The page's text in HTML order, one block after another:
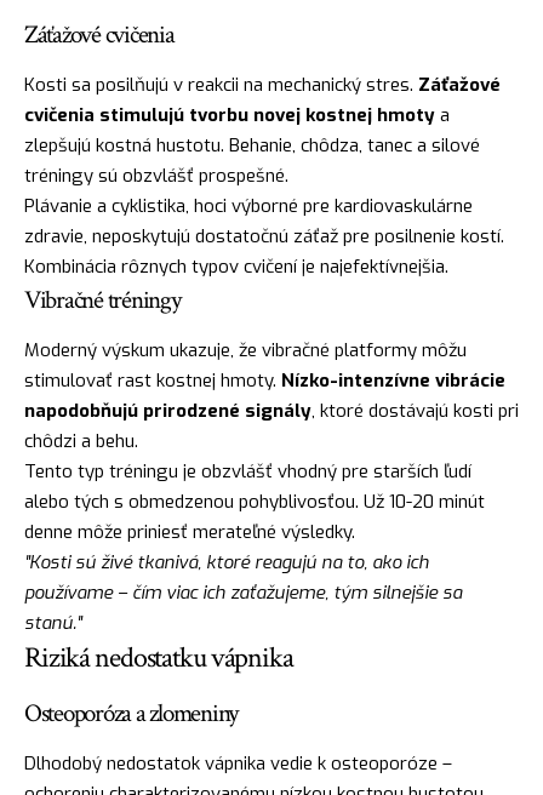
Záťažové cvičenia
Kosti sa posilňujú v reakcii na mechanický stres. Záťažové
cvičenia stimulujú tvorbu novej kostnej hmoty a
zlepšujú kostná hustotu. Behanie, chôdza, tanec a silové
tréningy sú obzvlášť prospešné.
Plávanie a cyklistika, hoci výborné pre kardiovaskulárne
zdravie, neposkytujú dostatočnú záťaž pre posilnenie kostí.
Kombinácia rôznych typov cvičení je najefektívnejšia.
Vibračné tréningy
Moderný výskum ukazuje, že vibračné platformy môžu
stimulovať rast kostnej hmoty. Nízko-intenzívne vibrácie
napodobňujú prirodzené signály, ktoré dostávajú kosti pri
chôdzi a behu.
Tento typ tréningu je obzvlášť vhodný pre starších ľudí
alebo tých s obmedzenou pohyblivosťou. Už 10-20 minút
denne môže priniesť merateľné výsledky.
"Kosti sú živé tkanivá, ktoré reagujú na to, ako ich
používame – čím viac ich zaťažujeme, tým silnejšie sa
stanú."
Riziká nedostatku vápnika
Osteoporóza a zlomeniny
Dlhodobý nedostatok vápnika vedie k osteoporóze –